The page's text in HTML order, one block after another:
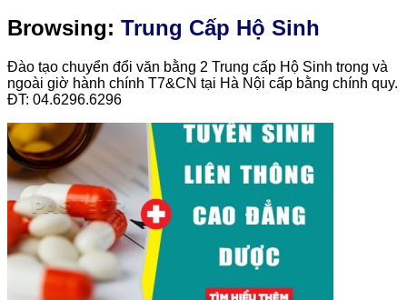
Browsing: Trung Cấp Hộ Sinh
Đào tạo chuyển đổi văn bằng 2 Trung cấp Hộ Sinh trong và
ngoài giờ hành chính T7&CN tại Hà Nội cấp bằng chính quy.
ĐT: 04.6296.6296